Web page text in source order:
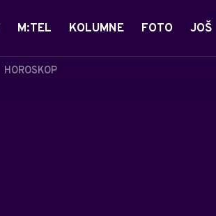
HOROSKOP
M:TEL KOLUMNE FOTO JOŠ